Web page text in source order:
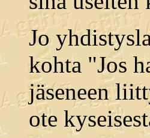
Jo
kohta "Jos
jäseneen
ote